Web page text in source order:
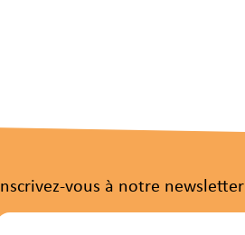
Inscrivez-vous à notre newsletter